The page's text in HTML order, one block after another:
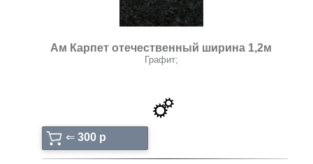
Ам Карпет отечественный ширина 1,2м
Графит;
⇐ 300 p